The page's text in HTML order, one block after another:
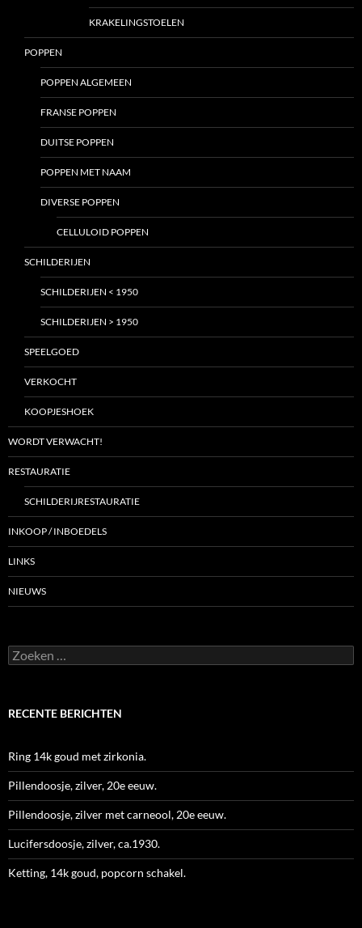
KRAKELINGSTOELEN
POPPEN
POPPEN ALGEMEEN
FRANSE POPPEN
DUITSE POPPEN
POPPEN MET NAAM
DIVERSE POPPEN
CELLULOID POPPEN
SCHILDERIJEN
SCHILDERIJEN < 1950
SCHILDERIJEN > 1950
SPEELGOED
VERKOCHT
KOOPJESHOEK
WORDT VERWACHT!
RESTAURATIE
SCHILDERIJRESTAURATIE
INKOOP / INBOEDELS
LINKS
NIEUWS
Zoeken
naar:
RECENTE BERICHTEN
Ring 14k goud met zirkonia.
Pillendoosje, zilver, 20e eeuw.
Pillendoosje, zilver met carneool, 20e eeuw.
Lucifersdoosje, zilver, ca.1930.
Ketting, 14k goud, popcorn schakel.